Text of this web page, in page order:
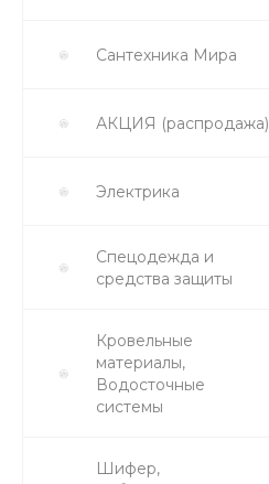
Сантехника Мира
АКЦИЯ (распродажа)
Электрика
Спецодежда и
средства защиты
Кровельные
материалы,
Водосточные
системы
Шифер,